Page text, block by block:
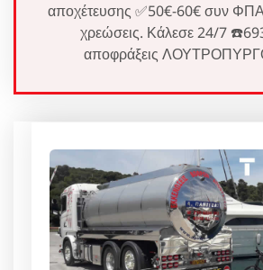
αποχέτευσης ✅50€-60€ συν
χρεώσεις. Κάλεσε 24/7
αποφράξεις